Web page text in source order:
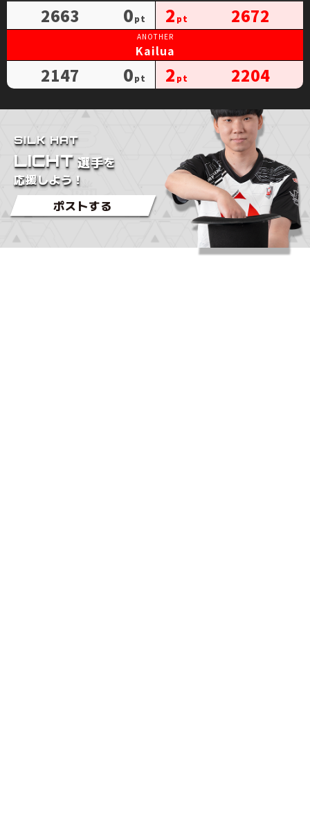
2663 0 2672
2
Kailua
2147 0 2204
2
SILK HAT
LICHT 選手を
応援しよう！